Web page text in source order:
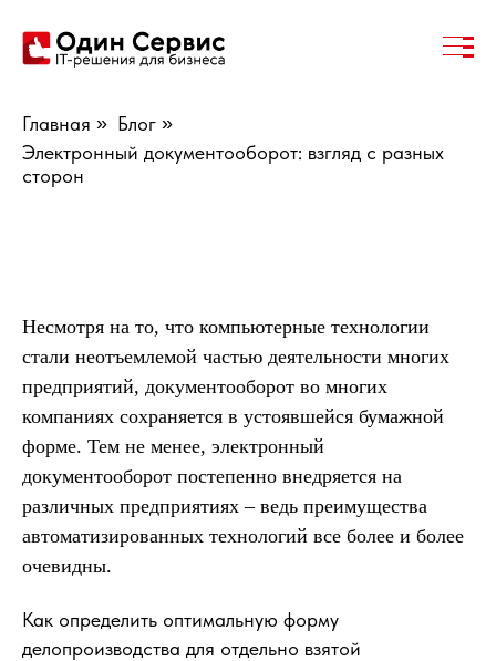
Главная » Блог »
Электронный документооборот: взгляд с разных
сторон
Несмотря на то, что компьютерные технологии
стали неотъемлемой частью деятельности многих
предприятий, документооборот во многих
компаниях сохраняется в устоявшейся бумажной
форме. Тем не менее, электронный
документооборот постепенно внедряется на
различных предприятиях – ведь преимущества
автоматизированных технологий все более и более
очевидны.
Как определить оптимальную форму
делопроизводства для отдельно взятой